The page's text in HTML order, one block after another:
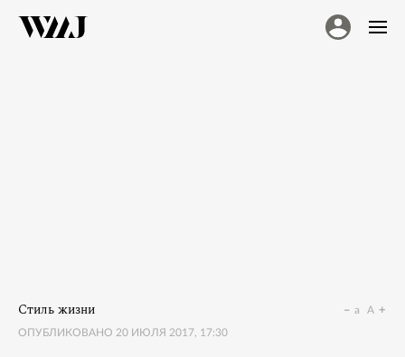
Стиль жизни
ОПУБЛИКОВАНО 20 ИЮЛЯ 2017, 17:30
a A